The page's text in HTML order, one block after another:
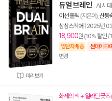
미리보기
듀얼 브레인- AI 시대
이선 몰릭 (지은이), 신동
상상스퀘어 2025년
18,900원 (10% 할인 /
양탄자배송 썬데이
변경
화제의 책 + 알라딘 굿즈